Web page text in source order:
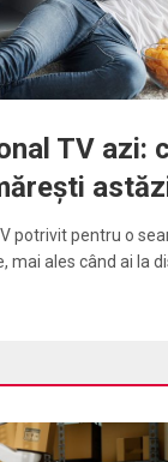
TV azi:
potrivit pentru o
mai ales când ai la